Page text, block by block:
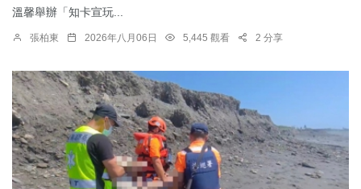
溫馨舉辦「知卡宣玩...
張柏東 2026年八月06日 5,445 觀看 2 分享